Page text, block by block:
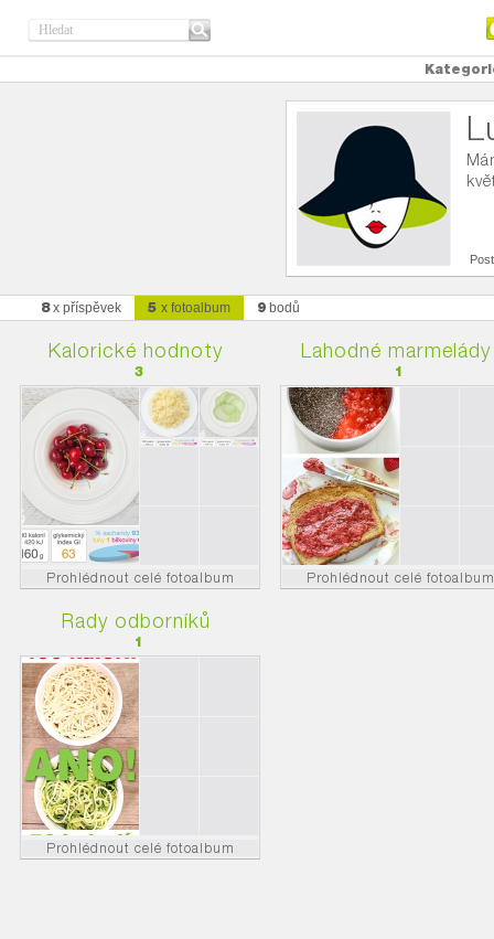
8x příspěvek 5 x fotoalbum 9 bodů
Kalorické hodnoty
3
Prohlédnout celé fotoalbum
Lahodné marmelády
1
Prohlédnout celé fotoalbum
Rady odborníků
1
Prohlédnout celé fotoalbum